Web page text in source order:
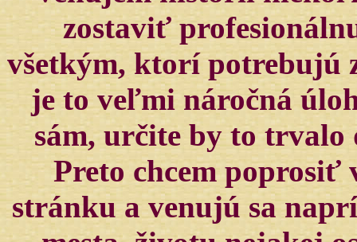
zostaviť
všetkým, ktorí potrebujú
je to veľmi náročná
sám, určite by to trvalo
Preto chcem
stránku a venujú sa